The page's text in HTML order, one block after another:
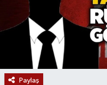
Paylaş
BİLİM VE
DUNYA
Düzce
Eğitim